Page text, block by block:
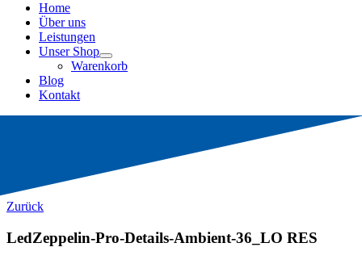
Home
Über uns
Leistungen
Unser Shop
Warenkorb
Blog
Kontakt
Zurück
LedZeppelin-Pro-Details-Ambient-36_LO RES